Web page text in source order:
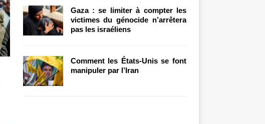
Gaza : se limiter à compter les
victimes du génocide n’arrêtera
pas les israéliens
Comment les États-Unis se font
manipuler par l’Iran